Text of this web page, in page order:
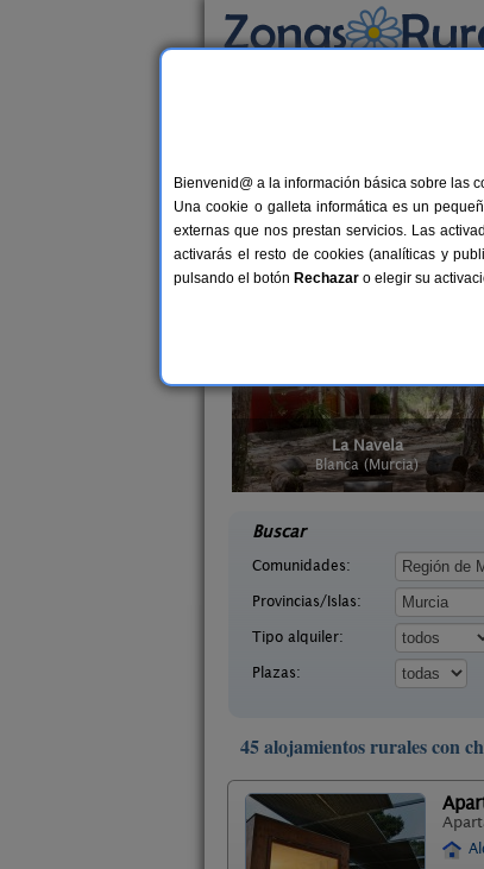
Casas rurales
No hay nada más romántico y
alojamientos rurales en Murcia
fuego y el olor a leña del
en Murcia.
Finca El Campillo
Blanca (Murcia)
Buscar
Comunidades:
Provincias/Islas:
Tipo alquiler:
Plazas:
45 alojamientos rurales con
Bienvenid@ a la información básica sobre las
Una cookie o galleta informática es un
externas que nos prestan servicios. Las
activarás el resto de cookies (analíticas y
pulsando el botón Rechazar o elegir su